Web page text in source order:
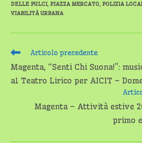
DELLE PULCI, PIAZZA MERCATO, POLIZIA
VIABILITÀ URBANA
Leggi
articoli
Articolo precedente
Magenta, “Senti Chi Suona!”:
al Teatro Lirico per AICIT –
Magenta – Attività estive
primo